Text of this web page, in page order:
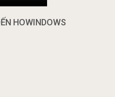
HOWINDOWS